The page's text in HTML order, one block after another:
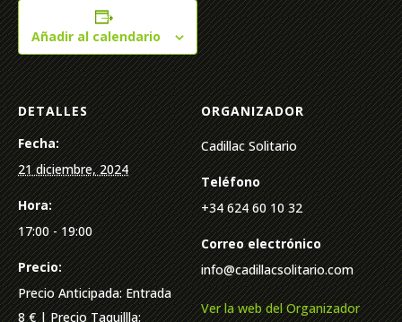
Añadir al calendario
DETALLES
Fecha:
21 diciembre, 2024
Hora:
17:00 - 19:00
Precio:
Precio Anticipada: Entrada
8 € | Precio Taquillla:
ORGANIZADOR
Cadillac Solitario
Teléfono
+34 624 60 10 32
Correo electrónico
info@cadillacsolitario.com
Ver la web del Organizador